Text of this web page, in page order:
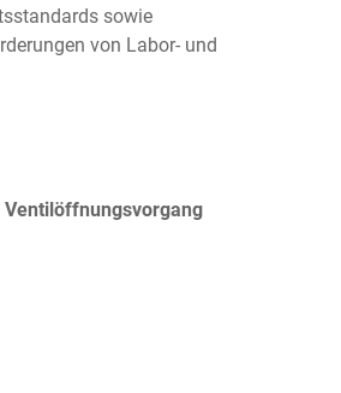
sowie
von Labor- und